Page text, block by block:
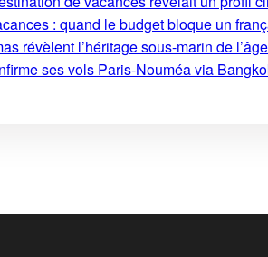
: quand le budget bloque un
révèlent l’héritage sous-marin de
ses vols Paris-Nouméa via